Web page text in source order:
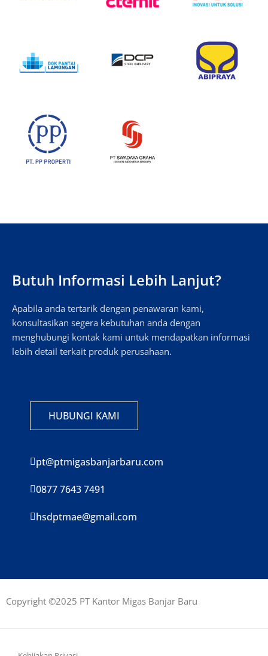
Butuh Informasi Lebih Lanjut?
Apabila anda tertarik dengan penawaran kami,
konsultasikan segera kebutuhan anda dengan
menghubungi kontak kami untuk mendapatkan informasi
lebih detail terkait produk perusahaan.
HUBUNGI KAMI
pt@ptmigasbanjarbaru.com
0877 7643 7491
hsdptmae@gmail.com
Copyright ©2025 PT Kantor Migas Banjar Baru